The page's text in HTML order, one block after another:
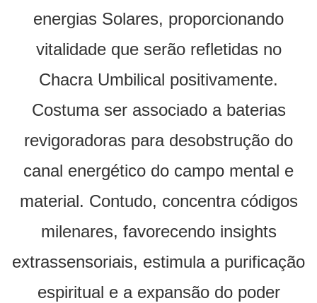
energias Solares, proporcionando
vitalidade que serão refletidas no
Chacra Umbilical positivamente.
Costuma ser associado a baterias
revigoradoras para desobstrução do
canal energético do campo mental e
material. Contudo, concentra códigos
milenares, favorecendo insights
extrassensoriais, estimula a purificação
espiritual e a expansão do poder